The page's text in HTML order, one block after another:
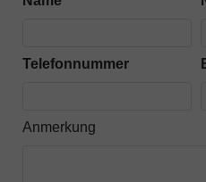
Telefonnummer
Anmerkung